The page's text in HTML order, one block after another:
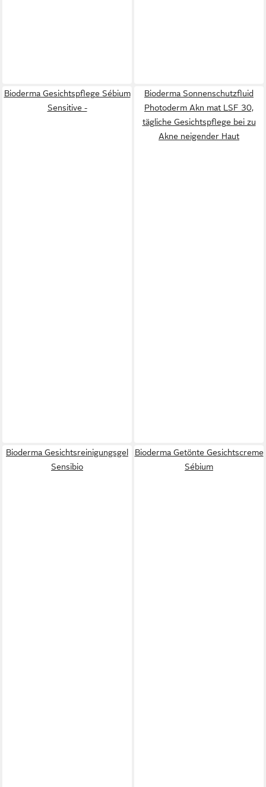
Bioderma Gesichtspflege Sébium
Sensitive -
Bioderma Sonnenschutzfluid
Photoderm Akn mat LSF 30,
tägliche Gesichtspflege bei zu
Akne neigender Haut
Bioderma Gesichtsreinigungsgel
Sensibio
Bioderma Getönte Gesichtscreme
Sébium